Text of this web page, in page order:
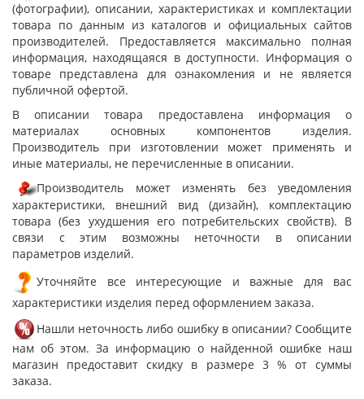
(фотографии), описании, характеристиках и комплектации
товара по данным из каталогов и официальных сайтов
производителей. Предоставляется максимально полная
информация, находящаяся в доступности. Информация о
товаре представлена для ознакомления и не является
публичной офертой.
В описании товара предоставлена информация о
материалах основных компонентов изделия.
Производитель при изготовлении может применять и
иные материалы, не перечисленные в описании.
Производитель может изменять без уведомления
характеристики, внешний вид (дизайн), комплектацию
товара (без ухудшения его потребительских свойств). В
связи с этим возможны неточности в описании
параметров изделий.
Уточняйте все интересующие и важные для вас
характеристики изделия перед оформлением заказа.
Нашли неточность либо ошибку в описании? Сообщите
нам об этом. За информацию о найденной ошибке наш
магазин предоставит скидку в размере 3 % от суммы
заказа.